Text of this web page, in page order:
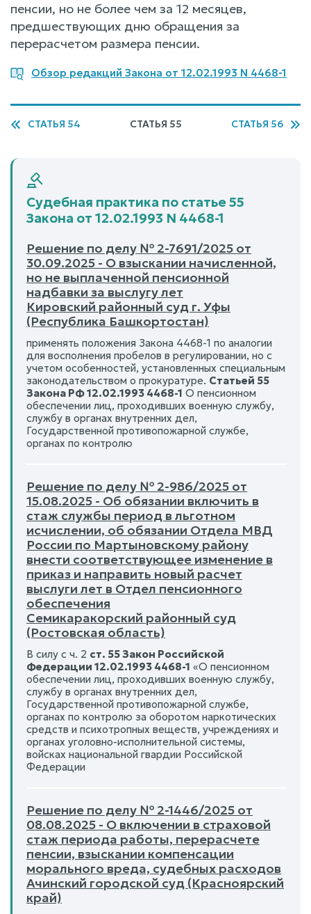
пенсии, но не более чем за 12 месяцев,
предшествующих дню обращения за
перерасчетом размера пенсии.
Обзор редакций Закона от 12.02.1993 N 4468-1
СТАТЬЯ 54 СТАТЬЯ 55 СТАТЬЯ 56
Судебная практика по статье 55
Закона от 12.02.1993 N 4468-1
Решение по делу № 2-7691/2025 от
30.09.2025 - О взыскании начисленной,
но не выплаченной пенсионной
надбавки за выслугу лет
Кировский районный суд г. Уфы
(Республика Башкортостан)
применять положения Закона 4468-1 по аналогии
для восполнения пробелов в регулировании, но с
учетом особенностей, установленных специальным
законодательством о прокуратуре. Статьей 55
Закона РФ 12.02.1993 4468-1 О пенсионном
обеспечении лиц, проходивших военную службу,
службу в органах внутренних дел,
Государственной противопожарной службе,
органах по контролю
Решение по делу № 2-986/2025 от
15.08.2025 - Об обязании включить в
стаж службы период в льготном
исчислении, об обязании Отдела МВД
России по Мартыновскому району
внести соответствующее изменение в
приказ и направить новый расчет
выслуги лет в Отдел пенсионного
обеспечения
Семикаракорский районный суд
(Ростовская область)
В силу с ч. 2 ст. 55 Закон Российской
Федерации 12.02.1993 4468-1 «О пенсионном
обеспечении лиц, проходивших военную службу,
службу в органах внутренних дел,
Государственной противопожарной службе,
органах по контролю за оборотом наркотических
средств и психотропных веществ, учреждениях и
органах уголовно-исполнительной системы,
войсках национальной гвардии Российской
Федерации
Решение по делу № 2-1446/2025 от
08.08.2025 - О включении в страховой
стаж периода работы, перерасчете
пенсии, взыскании компенсации
морального вреда, судебных расходов
Ачинский городской суд (Красноярский
край)